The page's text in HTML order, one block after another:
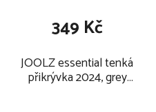
JOOLZ essential tenká
přikrývka 2024, grey
349 Kč